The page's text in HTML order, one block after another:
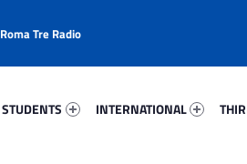
STUDENTS
INTERNATIONAL
Roma Tre Radio